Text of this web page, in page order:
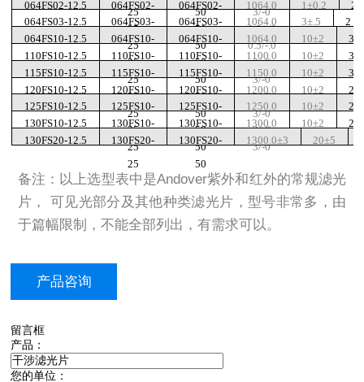
25
50
3/-0
064FS02-12.5
064FS02-
25
064FS02-
50
1064.0
0.2/-.0
1±0.2
2
064FS03-12.5
064FS03-
25
064FS03-
50
1064.0
0.5/-.0
3±.5
2
064FS10-12.5
064FS10-
25
064FS10-
50
1064.0
2/-0
10±2
3
110FS10-12.5
110FS10-
25
110FS10-
50
1100.0
3/-0
10±2
3
115FS10-12.5
115FS10-
25
115FS10-
50
1150.0
3/-0
10±2
3
120FS10-12.5
120FS10-
25
120FS10-
50
1200.0
3/-0
10±2
2
125FS10-12.5
125FS10-
25
125FS10-
50
1250.0
3/-0
10±2
2
130FS10-12.5
130FS10-
25
130FS10-
50
1300.0
3/-0
10±2
2
130FS20-12.5
130FS20-
25
130FS20-
50
1300.0±3 20±5
备注：以上选型表中是Andover紫外和红外的常规滤光
片， 可见光部分及其他种类滤光片，型号非常多，由
于篇幅限制，不能全部列出，有需求可以。
产品咨询
留言框
产品：
您的单位：